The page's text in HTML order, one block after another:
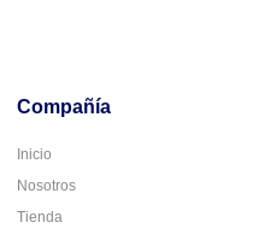
Compañía
Inicio
Nosotros
Tienda